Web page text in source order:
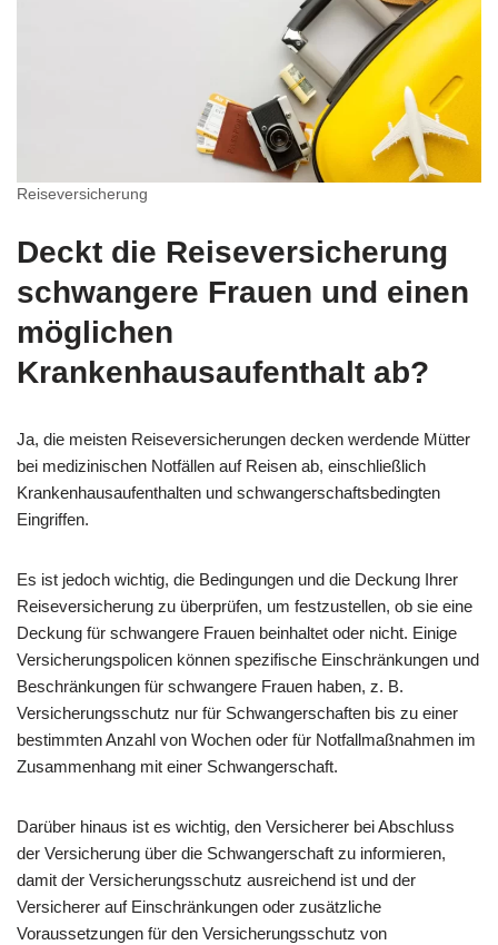
Reiseversicherung
Deckt die Reiseversicherung
schwangere Frauen und einen
möglichen
Krankenhausaufenthalt ab?
Ja, die meisten Reiseversicherungen decken werdende Mütter
bei medizinischen Notfällen auf Reisen ab, einschließlich
Krankenhausaufenthalten und schwangerschaftsbedingten
Eingriffen.
Es ist jedoch wichtig, die Bedingungen und die Deckung Ihrer
Reiseversicherung zu überprüfen, um festzustellen, ob sie eine
Deckung für schwangere Frauen beinhaltet oder nicht. Einige
Versicherungspolicen können spezifische Einschränkungen und
Beschränkungen für schwangere Frauen haben, z. B.
Versicherungsschutz nur für Schwangerschaften bis zu einer
bestimmten Anzahl von Wochen oder für Notfallmaßnahmen im
Zusammenhang mit einer Schwangerschaft.
Darüber hinaus ist es wichtig, den Versicherer bei Abschluss
der Versicherung über die Schwangerschaft zu informieren,
damit der Versicherungsschutz ausreichend ist und der
Versicherer auf Einschränkungen oder zusätzliche
Voraussetzungen für den Versicherungsschutz von